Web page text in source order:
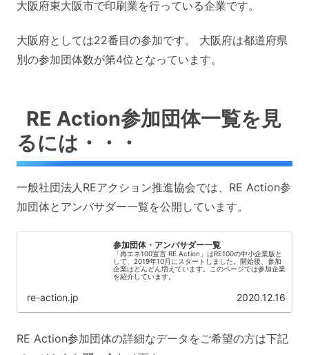
大阪府東大阪市で印刷業を行っている企業です。
大阪府としては22番目の参加です。 大阪府は都道府県
別の参加団体数が第4位となっています。
RE Action参加団体一覧を見
るには・・・
一般社団法人REアクション推進協会では、RE Action参
加団体とアンバサダー一覧を公開しています。
参加団体・アンバサダー一覧
「再エネ100宣言 RE Action」はRE100の中小企業版と
して、2019年10月にスタートしました。開始後、参加
企業はどんどん増えています。このページでは参加企業
を紹介しています。
re-action.jp 2020.12.16
RE Action参加団体の詳細なデータをご希望の方は下記